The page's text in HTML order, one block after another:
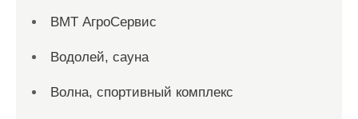
ВМТ АгроСервис
Водолей, сауна
Волна, спортивный комплекс